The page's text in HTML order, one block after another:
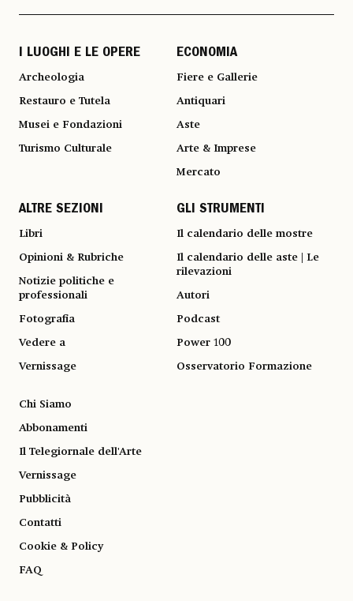
I LUOGHI E LE OPERE
Archeologia
Restauro e Tutela
Musei e Fondazioni
Turismo Culturale
ECONOMIA
Fiere e Gallerie
Antiquari
Aste
Arte & Imprese
Mercato
ALTRE SEZIONI
Libri
Opinioni & Rubriche
Notizie politiche e
professionali
Fotografia
Vedere a
Vernissage
GLI STRUMENTI
Il calendario delle mostre
Il calendario delle aste | Le
rilevazioni
Autori
Podcast
Power 100
Osservatorio Formazione
Chi Siamo
Abbonamenti
Il Telegiornale dell'Arte
Vernissage
Pubblicità
Contatti
Cookie & Policy
FAQ